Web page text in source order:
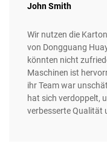
John Smith
Wir nutzen die
von Dongguang
könnten nicht
Maschinen ist
ihr Team war
hat sich verdoppelt,
verbesserte Qualität